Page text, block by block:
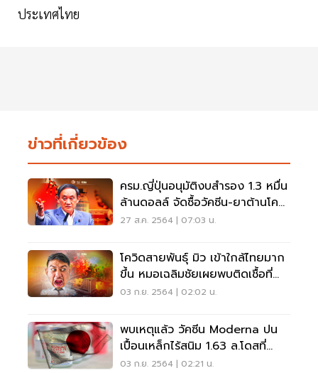
ประเทศไทย
ข่าวที่เกี่ยวข้อง
ครม.ญี่ปุ่นอนุมัติงบสำรอง 1.3 หมื่น
ล้านดอลล์ จัดซื้อวัคซีน-ยาต้านโค
วิด
27 ส.ค. 2564 | 07:03 น.
โควิดสายพันธุ์ มิว เข้าใกล้ไทยมาก
ขึ้น หมอเฉลิมชัยเผยพบติดเชื้อที่
ญี่ปุ่น
03 ก.ย. 2564 | 02:02 น.
พบเหตุแล้ว วัคซีน Moderna ปน
เปื้อนเหล็กไร้สนิม 1.63 ล.โดสที่
ญี่ปุ่นระงับฉีด
03 ก.ย. 2564 | 02:21 น.